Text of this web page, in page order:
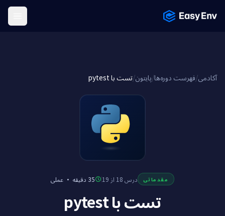
Menu
آکادمی/فهرست دوره‌ها/پایتون/تست با pytest
مقدماتی درس 18 از 19 35 دقیقه · عملی
تست با pytest